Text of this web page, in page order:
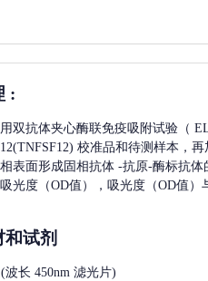
:
双抗体夹心酶联免疫吸附试验（
校准品和待测样本，再
表面形成固相抗体 -抗原-酶标抗体
光度（OD值），吸光度（OD值）
试剂
(波长 450nm 滤光片)